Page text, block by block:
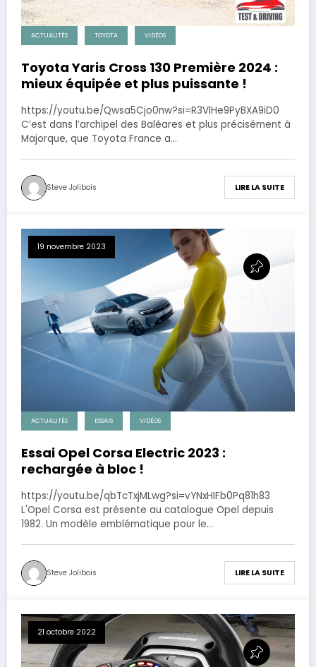
ACTUALITÉS TOYOTA VIDÉOS
Toyota Yaris Cross 130 Première 2024 :
mieux équipée et plus puissante !
https://youtu.be/Qwsa5Cjo0nw?si=R3VlHe9PyBXA9iD0
C’est dans l’archipel des Baléares et plus précisément à
Majorque, que Toyota France a…
Steve Jolibois LIRE LA SUITE
19 novembre 2023
ACTUALITÉS ESSAIS VIDÉOS
Essai Opel Corsa Electric 2023 :
rechargée à bloc !
https://youtu.be/qbTcTxjMLwg?si=vYNxHIFb0Pq81h83
L'Opel Corsa est présente au catalogue Opel depuis
1982. Un modèle emblématique pour le…
Steve Jolibois LIRE LA SUITE
21 octobre 2022